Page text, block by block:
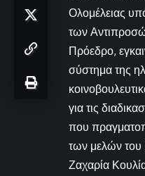
Ολομέλειας
των
Πρόεδρο,
σύστημα της
για τις
που
των μελών
Ζαχαρία